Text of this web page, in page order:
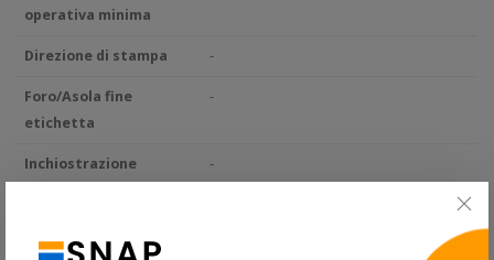
operativa minima
Direzione di stampa -
Foro/Asola fine
etichetta
-
Inchiostrazione -
Piega ogni